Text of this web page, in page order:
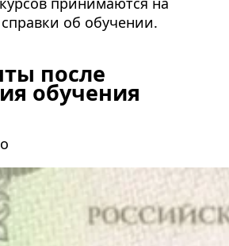
об обучении.
после
обучения